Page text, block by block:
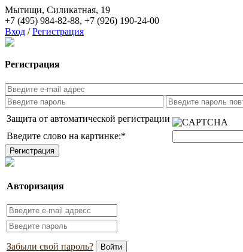
Мытищи, Силикатная, 19
+7 (495) 984-82-88, +7 (926) 190-24-00
Вход / Регистрация
Регистрация
Защита от автоматической регистрации
Введите слово на картинке:*
Авторизация
Забыли свой пароль?